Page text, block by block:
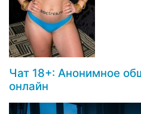
Чат 18+: Анонимное
онлайн